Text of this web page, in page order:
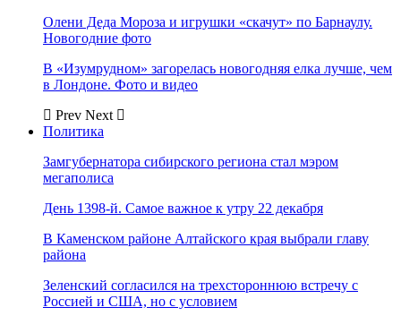
Олени Деда Мороза и игрушки «скачут» по Барнаулу.
Новогодние фото
В «Изумрудном» загорелась новогодняя елка лучше, чем
в Лондоне. Фото и видео
Prev Next
Политика
Замгубернатора сибирского региона стал мэром
мегаполиса
День 1398-й. Самое важное к утру 22 декабря
В Каменском районе Алтайского края выбрали главу
района
Зеленский согласился на трехстороннюю встречу с
Россией и США, но с условием